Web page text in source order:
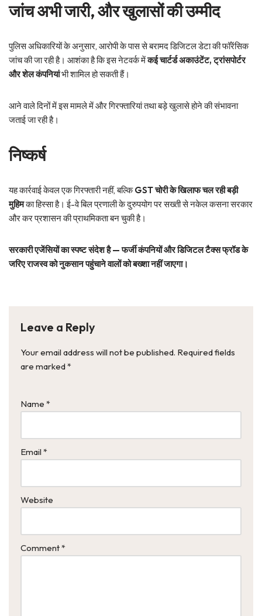
जांच अभी जारी, और खुलासों की उम्मीद
पुलिस अधिकारियों के अनुसार, आरोपी के पास से बरामद डिजिटल डेटा की फॉरेंसिक
जांच की जा रही है। आशंका है कि इस नेटवर्क मेंकई चार्टर्ड अकाउंटेंट, ट्रांसपोर्टर
और शेल कंपनियांभी शामिल हो सकती हैं।
आने वाले दिनों में इस मामले में और गिरफ्तारियां तथा बड़े खुलासे होने की संभावना
जताई जा रही है।
निष्कर्ष
यह कार्रवाई केवल एक गिरफ्तारी नहीं, बल्किGST चोरी के खिलाफ चल रही बड़ी
मुहिमका हिस्सा है। ई-वे बिल प्रणाली के दुरुपयोग पर सख्ती से नकेल कसना सरकार
और कर प्रशासन की प्राथमिकता बन चुकी है।
सरकारी एजेंसियों का स्पष्ट संदेश है — फर्जी कंपनियों और डिजिटल टैक्स फ्रॉड के
जरिए राजस्व को नुकसान पहुंचाने वालों को बख्शा नहीं जाएगा।
Leave a Reply
Your email address will not be published. Required fields
are marked*
Name *
Email *
Website
Comment*